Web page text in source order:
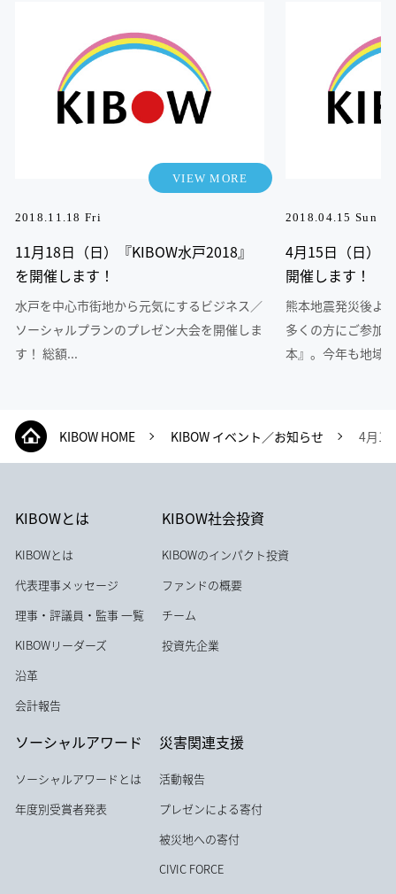
VIEW MORE
2018.11.18 Fri
11月18日（日）『KIBOW水戸2018』
を開催します！
水戸を中心市街地から元気にするビジネス／
ソーシャルプランのプレゼン大会を開催しま
す！ 総額...
2018.04.15 Sun
4月15日（日）
開催します！
熊本地震発災後よ
多くの方にご参加
本』。今年も地域
KIBOW HOME KIBOW イベント／お知らせ 4月
KIBOWとは
KIBOWとは
代表理事メッセージ
理事・評議員・監事 一覧
KIBOWリーダーズ
沿革
会計報告
KIBOW社会投資
KIBOWのインパクト投資
ファンドの概要
チーム
投資先企業
ソーシャルアワード
ソーシャルアワードとは
年度別受賞者発表
災害関連支援
活動報告
プレゼンによる寄付
被災地への寄付
CIVIC FORCE